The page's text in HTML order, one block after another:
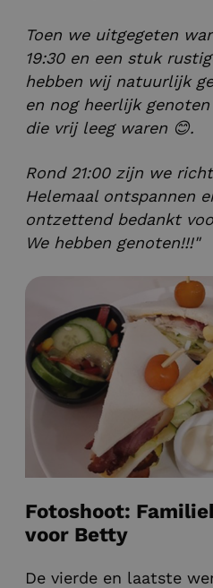
Toen we uitgegeten
19:30 en een stuk
hebben wij natuurlijk
en nog heerlijk
die vrij leeg waren 😊.
Rond 21:00 zijn we
Helemaal ontspannen
ontzettend bedankt
We hebben genoten!!!"
Fotoshoot:
voor Betty
De vierde en laatste